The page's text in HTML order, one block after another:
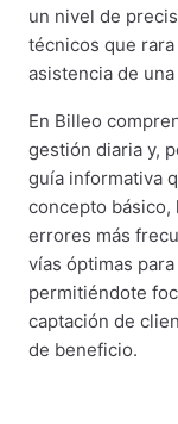
un nivel de
técnicos que
asistencia de
En Billeo
gestión diaria y,
guía informativa
concepto básico,
errores más
vías óptimas
permitiéndote
captación de
de beneficio.